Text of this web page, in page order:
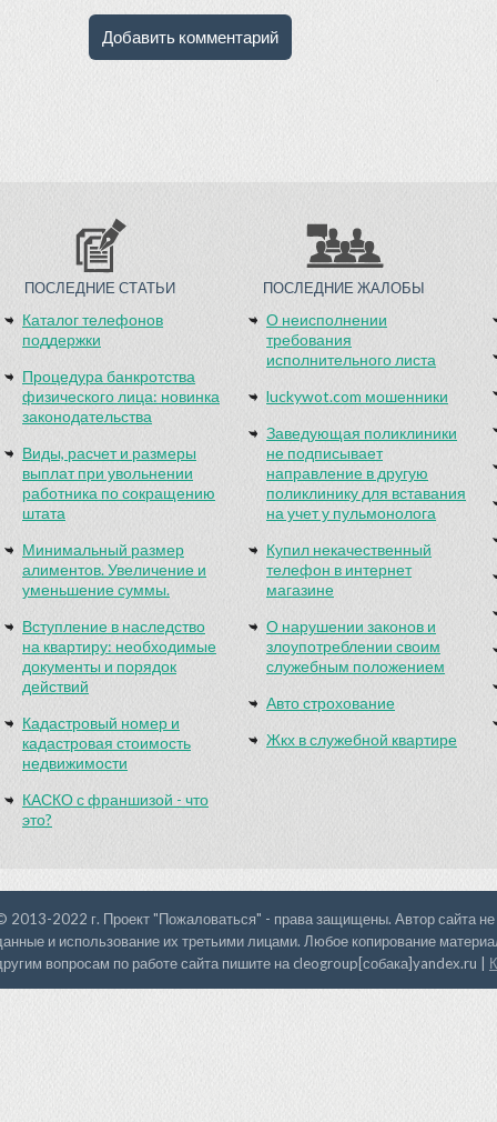
ПОСЛЕДНИЕ СТАТЬИ
Каталог телефонов
поддержки
Процедура банкротства
физического лица: новинка
законодательства
Виды, расчет и размеры
выплат при увольнении
работника по сокращению
штата
Минимальный размер
алиментов. Увеличение и
уменьшение суммы.
Вступление в наследство
на квартиру: необходимые
документы и порядок
действий
Кадастровый номер и
кадастровая стоимость
недвижимости
КАСКО с франшизой - что
это?
ПОСЛЕДНИЕ ЖАЛОБЫ
О неисполнении
требования
исполнительного листа
luckywot.com мошенники
Заведующая поликлиники
не подписывает
направление в другую
поликлинику для вставания
на учет у пульмонолога
Купил некачественный
телефон в интернет
магазине
О нарушении законов и
злоупотреблении своим
служебным положением
Авто строхование
Жкх в служебной квартире
2013-2022 г. Проект "Пожаловаться" - права защищены. Автор сайта не
и использование их третьими лицами. Любое копирование
вопросам по работе сайта пишите на cleogroup[собака]yandex.ru |